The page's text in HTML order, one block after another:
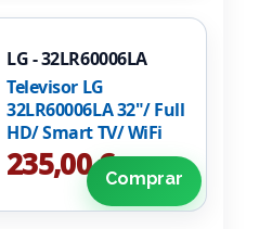
LG - 32LR60006LA
Televisor LG
32LR60006LA 32"/ Full
HD/ Smart TV/ WiFi
235,00 €Comprar